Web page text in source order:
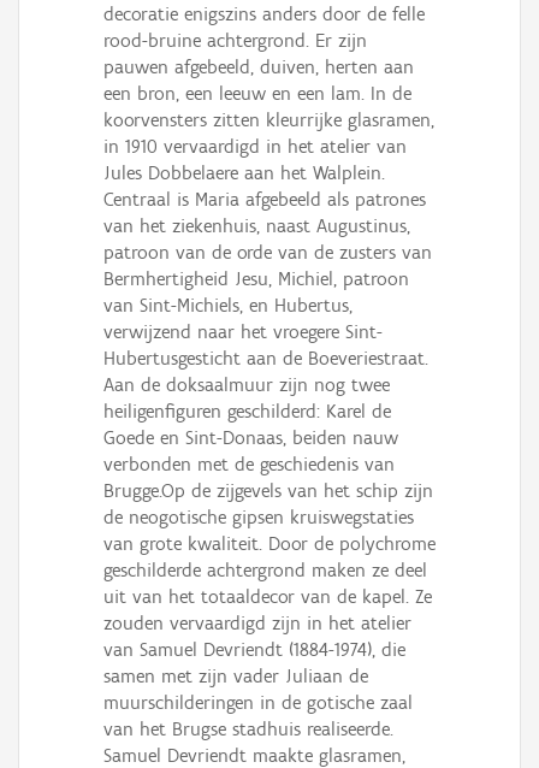
decoratie enigszins anders door de felle
rood-bruine achtergrond. Er zijn
pauwen afgebeeld, duiven, herten aan
een bron, een leeuw en een lam. In de
koorvensters zitten kleurrijke glasramen,
in 1910 vervaardigd in het atelier van
Jules Dobbelaere aan het Walplein.
Centraal is Maria afgebeeld als patrones
van het ziekenhuis, naast Augustinus,
patroon van de orde van de zusters van
Bermhertigheid Jesu, Michiel, patroon
van Sint-Michiels, en Hubertus,
verwijzend naar het vroegere Sint-
Hubertusgesticht aan de Boeveriestraat.
Aan de doksaalmuur zijn nog twee
heiligenfiguren geschilderd: Karel de
Goede en Sint-Donaas, beiden nauw
verbonden met de geschiedenis van
Brugge.Op de zijgevels van het schip zijn
de neogotische gipsen kruiswegstaties
van grote kwaliteit. Door de polychrome
geschilderde achtergrond maken ze deel
uit van het totaaldecor van de kapel. Ze
zouden vervaardigd zijn in het atelier
van Samuel Devriendt (1884-1974), die
samen met zijn vader Juliaan de
muurschilderingen in de gotische zaal
van het Brugse stadhuis realiseerde.
Samuel Devriendt maakte glasramen,